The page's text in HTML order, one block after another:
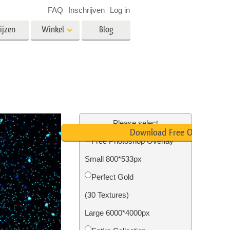
Foto Restauratie
Winkel Blog
FAQ Inschrijven Log in
Please select
Free Photoshop Overlay
Small 800*533px
Perfect Gold
(30 Textures)
Large 6000*4000px
Download Free Overlay